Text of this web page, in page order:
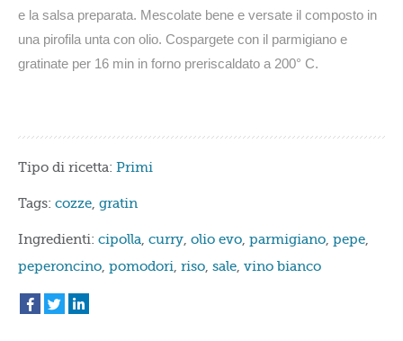
e la salsa preparata. Mescolate bene e versate il composto in
una pirofila unta con olio. Cospargete con il parmigiano e
gratinate per 16 min in forno preriscaldato a 200° C.
Tipo di ricetta: Primi
Tags: cozze, gratin
Ingredienti: cipolla, curry, olio evo, parmigiano, pepe,
peperoncino, pomodori, riso, sale, vino bianco